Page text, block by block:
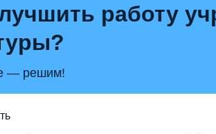
работу
— решим!